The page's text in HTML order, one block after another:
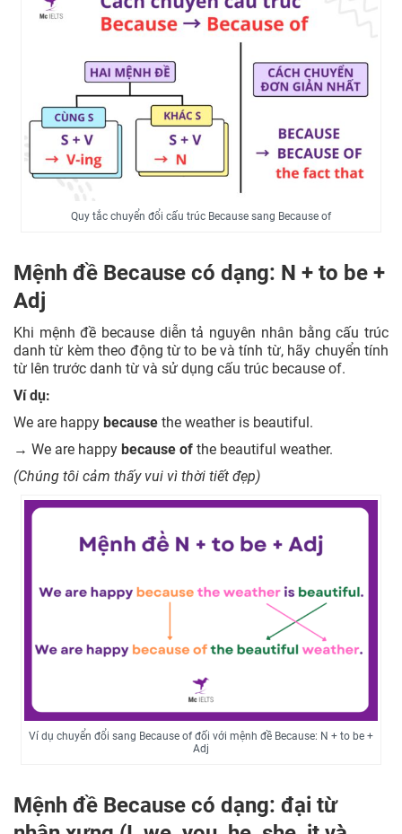
Quy tắc chuyển đổi cấu trúc Because sang Because of
Mệnh đề Because có dạng: N + to be +
Adj
Khi mệnh đề because diễn tả nguyên nhân bằng cấu trúc
danh từ kèm theo động từ to be và tính từ, hãy chuyển tính
từ lên trước danh từ và sử dụng cấu trúc because of.
Ví dụ:
We are happy because the weather is beautiful.
→ We are happy because of the beautiful weather.
(Chúng tôi cảm thấy vui vì thời tiết đẹp)
Ví dụ chuyển đổi sang Because of đối với mệnh đề Because: N + to be +
Adj
Mệnh đề Because có dạng: đại từ